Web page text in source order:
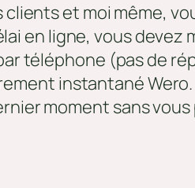
et moi même,
en ligne, vous
téléphone (pas de
instantané
moment sans vous